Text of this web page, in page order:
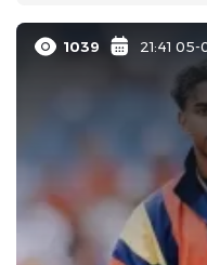
1039 21:41